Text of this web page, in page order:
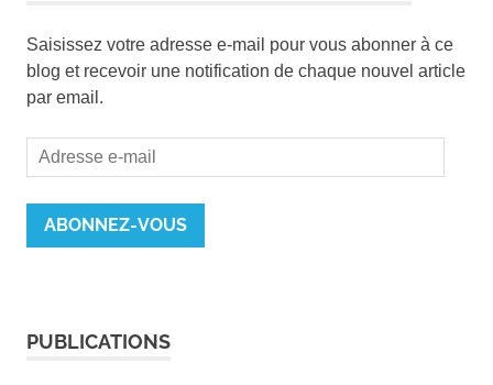
Saisissez votre adresse e-mail pour vous abonner à ce
blog et recevoir une notification de chaque nouvel article
par email.
Adresse
e-
mail
ABONNEZ-VOUS
PUBLICATIONS